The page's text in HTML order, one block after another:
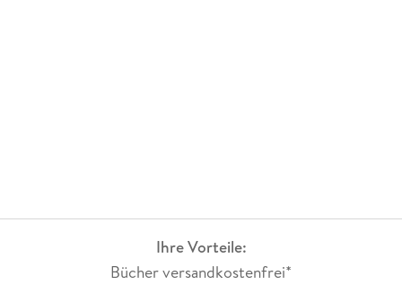
Ihre Vorteile:
Bücher versandkostenfrei*